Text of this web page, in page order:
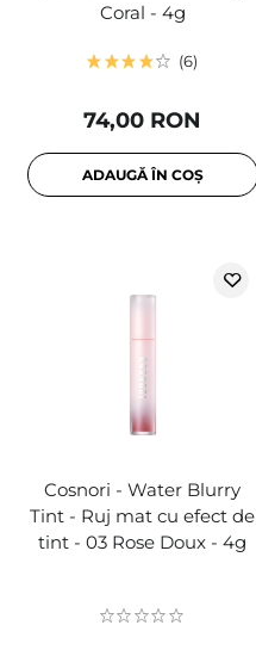
Coral - 4g
6
74,00 RON
ADAUGĂ ÎN COȘ
Cosnori - Water Blurry
Tint - Ruj mat cu efect de
tint - 03 Rose Doux - 4g